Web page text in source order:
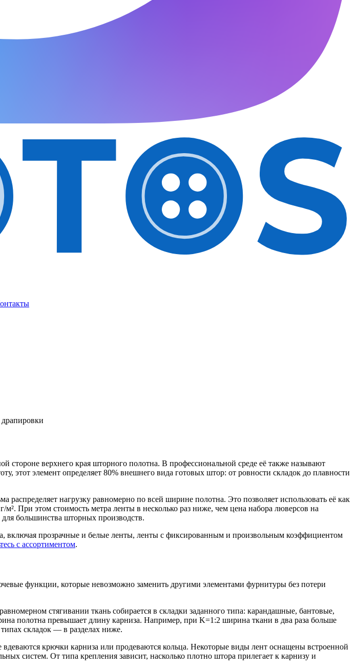
верхнего края шторного полотна. В профессиональной среде её также называют
этот элемент определяет 80% внешнего вида готовых штор: от ровности складок до плавности
нагрузку равномерно по всей ширине полотна. Это позволяет использовать её как
При этом стоимость метра ленты в несколько раз ниже, чем цена набора люверсов на
большинства шторных производств.
включая прозрачные и белые ленты, ленты с фиксированным и произвольным коэффициентом
с ассортиментом.
функции, которые невозможно заменить другими элементами фурнитуры без потери
стягивании ткань собирается в складки заданного типа: карандашные, бантовые,
полотна превышает длину карниза. Например, при K=1:2 ширина ткани в два раза больше
складок — в разделах ниже.
крючки карниза или продеваются кольца. Некоторые виды лент оснащены встроенной
систем. От типа крепления зависит, насколько плотно штора прилегает к карнизу и